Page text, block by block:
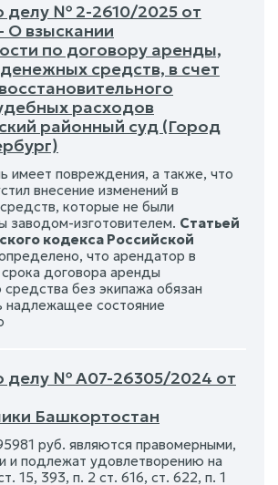
делу № 2-2610/2025 от
О взыскании
по договору аренды,
средств, в счет
расходов
районный суд (Город
имеет повреждения, а также, что
внесение изменений в
которые не были
заводом-изготовителем. Статьей
кодекса Российской
что арендатор в
срока договора аренды
средства без экипажа обязан
надлежащее состояние
делу № А07-26305/2024 от
Башкортостан
руб. являются правомерными,
и подлежат удовлетворению на
15, 393, п. 2 ст. 616, ст. 622, п. 1